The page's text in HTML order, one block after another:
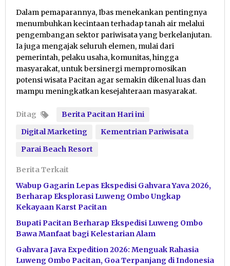
Dalam pemaparannya, Ibas menekankan pentingnya
menumbuhkan kecintaan terhadap tanah air melalui
pengembangan sektor pariwisata yang berkelanjutan.
Ia juga mengajak seluruh elemen, mulai dari
pemerintah, pelaku usaha, komunitas, hingga
masyarakat, untuk bersinergi mempromosikan
potensi wisata Pacitan agar semakin dikenal luas dan
mampu meningkatkan kesejahteraan masyarakat.
Ditag
Berita Pacitan Hari ini
Digital Marketing
Kementrian Pariwisata
Parai Beach Resort
Berita Terkait
Wabup Gagarin Lepas Ekspedisi Gahvara Yava 2026,
Berharap Eksplorasi Luweng Ombo Ungkap
Kekayaan Karst Pacitan
Bupati Pacitan Berharap Ekspedisi Luweng Ombo
Bawa Manfaat bagi Kelestarian Alam
Gahvara Java Expedition 2026: Menguak Rahasia
Luweng Ombo Pacitan, Goa Terpanjang di Indonesia